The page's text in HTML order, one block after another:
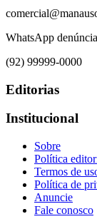
WhatsApp
(92) 99999-0000
Editorias
Institucional
Sobre
Política
Termos de
Política de
Anuncie
Fale conosco